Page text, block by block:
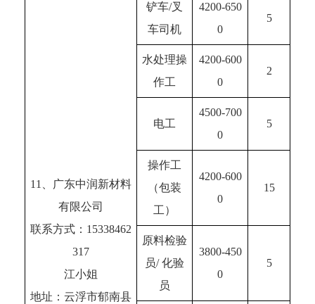
11、广东中润新材料
有限公司
联系方式：15338462
317
江小姐
地址：云浮市郁南县
铲车/叉
车司机
4200-650
0
5
水处理操
作工
4200-600
0
2
电工
4500-700
0
5
操作工
（包装
工）
4200-600
0
15
原料检验
员/ 化验
员
3800-450
0
5